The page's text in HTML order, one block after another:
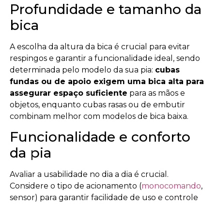
Profundidade e tamanho da
bica
A escolha da altura da bica é crucial para evitar
respingos e garantir a funcionalidade ideal, sendo
determinada pelo modelo da sua pia: cubas
fundas ou de apoio exigem uma bica alta para
assegurar espaço suficiente para as mãos e
objetos, enquanto cubas rasas ou de embutir
combinam melhor com modelos de bica baixa.
Funcionalidade e conforto
da pia
Avaliar a usabilidade no dia a dia é crucial.
Considere o tipo de acionamento (monocomando,
sensor) para garantir facilidade de uso e controle